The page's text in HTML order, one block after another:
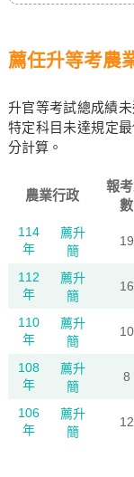
薦任升等考農
升官等考試總成績
特定科目未達規定
分計算。
農業行政
報
數
114
年
薦升
簡
19
112
年
薦升
簡
16
110
年
薦升
簡
10
108
年
薦升
簡
8
106
年
薦升
簡
12